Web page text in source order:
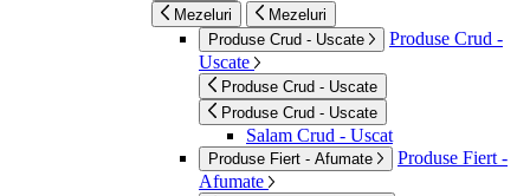
Mezeluri
Mezeluri
Produse Crud - Uscate
Produse Crud -
Uscate
Produse Crud - Uscate
Produse Crud - Uscate
Salam Crud - Uscat
Produse Fiert - Afumate
Produse Fiert -
Afumate